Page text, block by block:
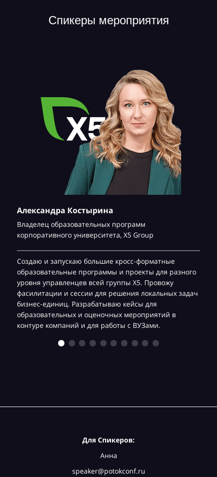
Спикеры мероприятия
Александра Костырина
Владелец образовательных программ
корпоративного университета, Х5 Group
Создаю и запускаю большие кросс-форматные
образовательные программы и проекты для разного
уровня управленцев всей группы Х5. Провожу
фасилитации и сессии для решения локальных задач
бизнес-единиц. Разрабатываю кейсы для
образовательных и оценочных мероприятий в
контуре компаний и для работы с ВУЗами.
Для Спикеров:
Анна
speaker@potokconf.ru